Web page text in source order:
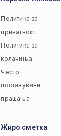
Политика за
приватност
Политика за
колачиња
Често
поставувани
прашања
Жиро сметка